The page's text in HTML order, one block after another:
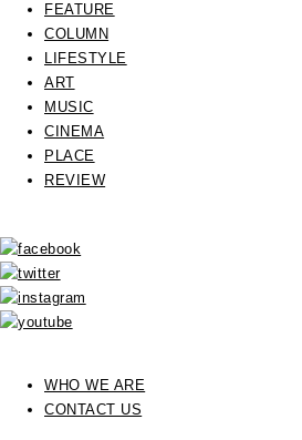
FEATURE
COLUMN
LIFESTYLE
ART
MUSIC
CINEMA
PLACE
REVIEW
WHO WE ARE
CONTACT US